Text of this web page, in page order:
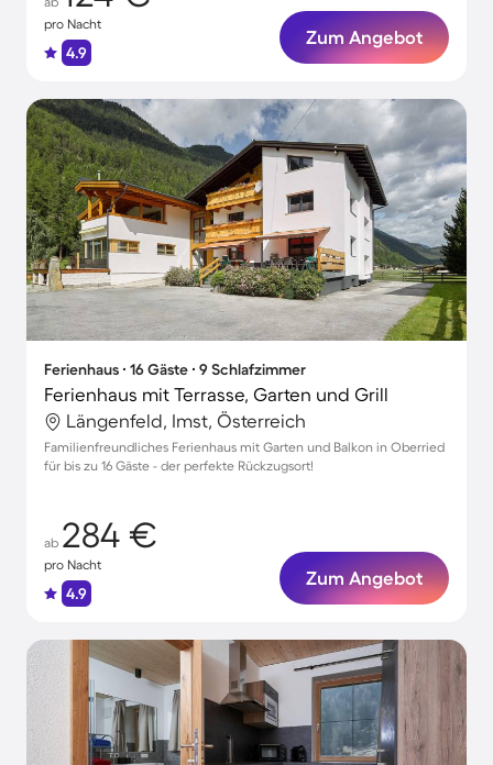
pro Nacht
4.9
Zum Angebot
Ferienhaus ∙ 16 Gäste ∙ 9 Schlafzimmer
Ferienhaus mit Terrasse, Garten und Grill
Längenfeld, Imst, Österreich
Familienfreundliches Ferienhaus mit Garten und Balkon in Oberried
für bis zu 16 Gäste - der perfekte Rückzugsort!
ab 284 €
pro Nacht
4.9
Zum Angebot